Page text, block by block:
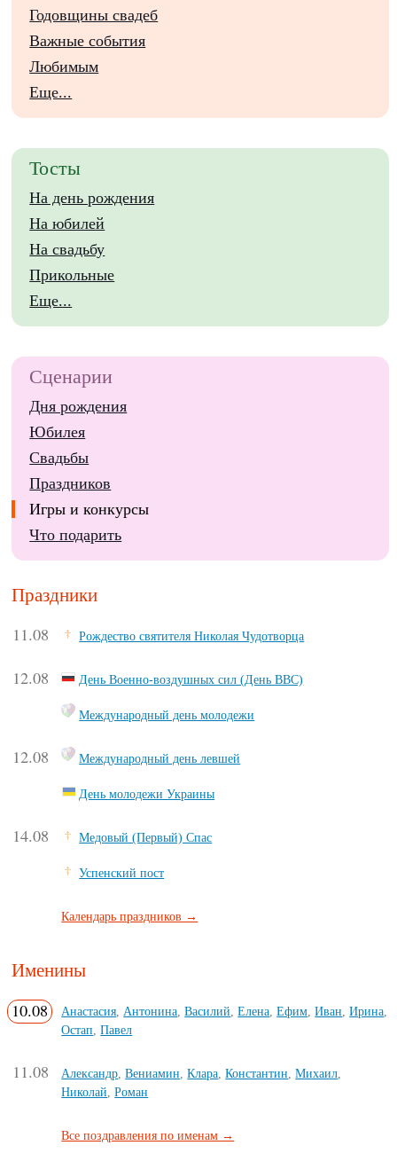
Годовщины свадеб
Важные события
Любимым
Еще...
Тосты
На день рождения
На юбилей
На свадьбу
Прикольные
Еще...
Сценарии
Дня рождения
Юбилея
Свадьбы
Праздников
Игры и конкурсы
Что подарить
Праздники
11.08 Рождество святителя Николая Чудотворца
12.08 День Военно-воздушных сил (День ВВС)
Международный день молодежи
12.08 Международный день левшей
День молодежи Украины
14.08 Медовый (Первый) Спас
Успенский пост
Календарь праздников →
Именины
10.08 Анастасия Антонина ,Василий ,Елена ,Ефим ,Иван ,Ирина
Остап ,Павел
11.08 Александр ,Вениамин ,Клара ,Константин ,Михаил
Николай ,Роман
Все поздравления по именам →